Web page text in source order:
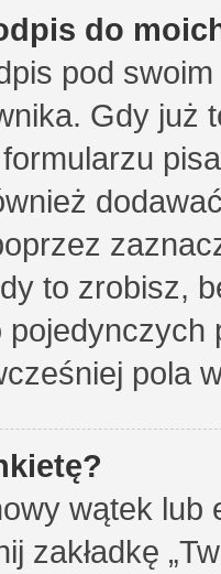
do
pod
Gdy już
to zrobisz,
pola
wątek lub
zakładkę